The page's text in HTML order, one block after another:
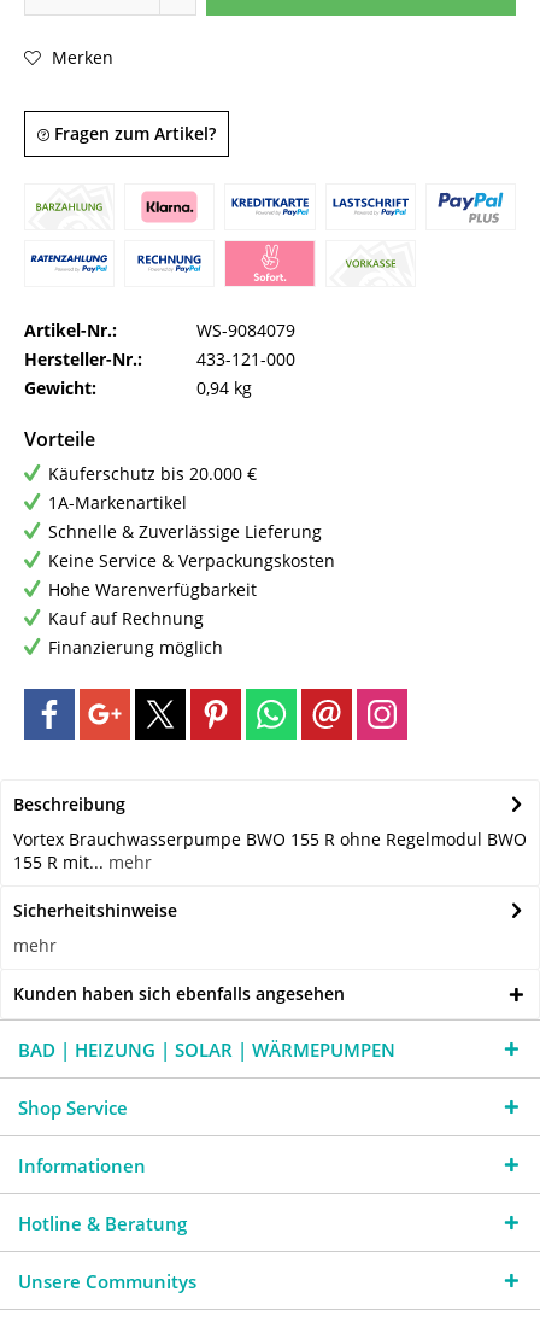
Merken
Fragen zum Artikel?
Artikel-Nr.:
WS-9084079
Hersteller-Nr.:
433-121-000
Gewicht:
0,94 kg
Vorteile
Käuferschutz bis 20.000 €
1A-Markenartikel
Schnelle & Zuverlässige Lieferung
Keine Service & Verpackungskosten
Hohe Warenverfügbarkeit
Kauf auf Rechnung
Finanzierung möglich
Beschreibung
Vortex Brauchwasserpumpe BWO 155 R ohne Regelmodul BWO
155 R mit... mehr
Sicherheitshinweise
mehr
Kunden haben sich ebenfalls angesehen
BAD | HEIZUNG | SOLAR | WÄRMEPUMPEN
Shop Service
Informationen
Hotline & Beratung
Unsere Communitys